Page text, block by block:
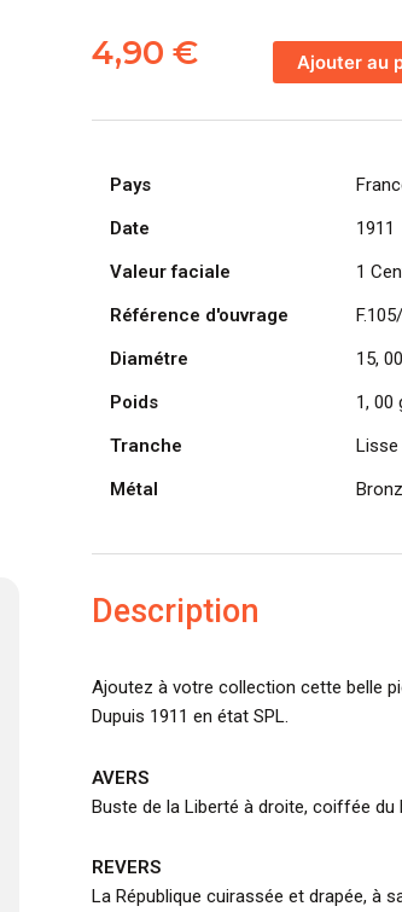
4,90 €
de
FRANCE,
de
Ajouter au
Pays
Date
1911
Valeur faciale
1
Référence d'ouvrage
Diamétre
15,
Poids
1, 00
Tranche
Lisse
Métal
Description
Ajoutez à votre collection cette belle
Dupuis 1911 en état SPL.
AVERS
Buste de la Liberté à droite, coiffée du
REVERS
La République cuirassée et drapée, à